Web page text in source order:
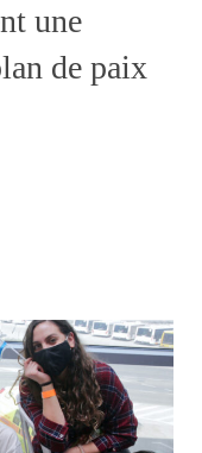
une
de paix